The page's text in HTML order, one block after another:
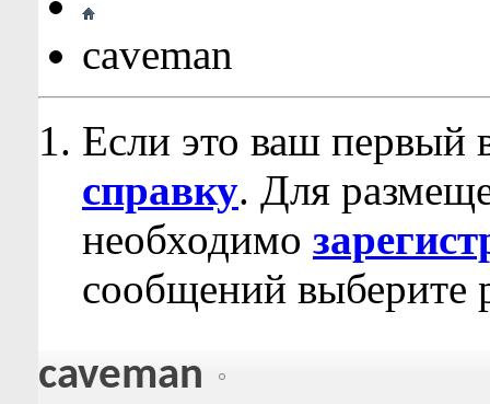
caveman
Если это ваш первый
справку. Для
необходимо
сообщений выберите
caveman